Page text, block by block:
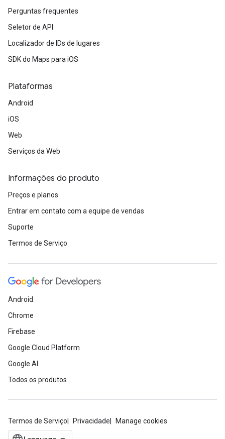
Perguntas frequentes
Seletor de API
Localizador de IDs de lugares
SDK do Maps para iOS
Plataformas
Android
iOS
Web
Serviços da Web
Informações do produto
Preços e planos
Entrar em contato com a equipe de vendas
Suporte
Termos de Serviço
Android
Chrome
Firebase
Google Cloud Platform
Google AI
Todos os produtos
Termos de Serviço Privacidade Manage cookies